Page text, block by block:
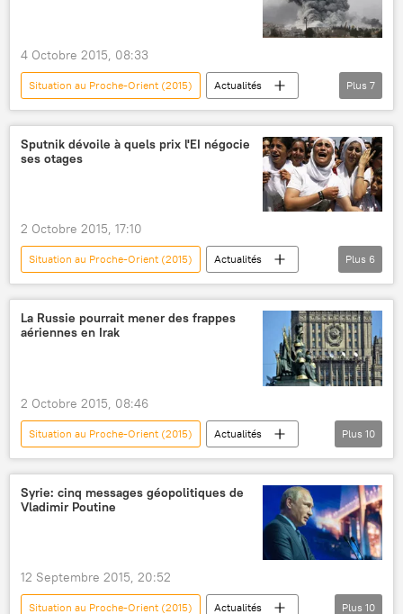
4 Octobre 2015, 08:33
Situation au Proche-Orient (2015)
Actualités
International
États-Unis
Irak
Syrie
Etat islamique
frappe aérienne
Plus 7
Sputnik dévoile à quels prix l'EI négocie
ses otages
2 Octobre 2015, 17:10
Situation au Proche-Orient (2015)
Actualités
International
Irak
Syrie
Etat islamique
prise d'otages
prison
Plus 6
La Russie pourrait mener des frappes
aériennes en Irak
2 Octobre 2015, 08:46
Situation au Proche-Orient (2015)
Actualités
International
Russie
Irak
Syrie
Sergueï Lavrov
Haïder al-Abadi
Plus 10
Syrie: cinq messages géopolitiques de
Vladimir Poutine
12 Septembre 2015, 20:52
Situation au Proche-Orient (2015)
Actualités
Plus 10